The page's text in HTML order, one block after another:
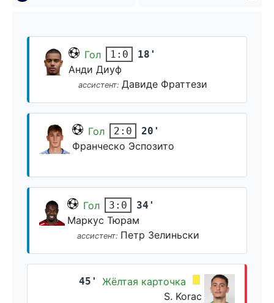
Гол 1:0 18'
Анди Диуф
ассистент: Давиде Фраттези
Гол 2:0 20'
Франческо Эспозито
Гол 3:0 34'
Маркус Тюрам
ассистент: Петр Зелиньски
45'
Жёлтая карточка
S. Korac